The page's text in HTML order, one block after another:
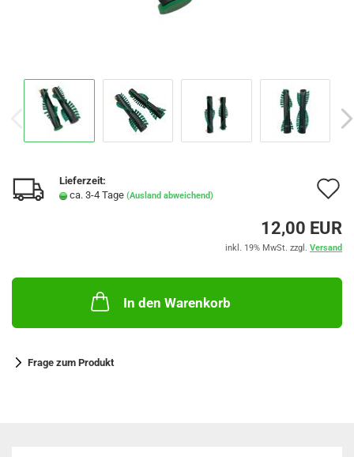
Lieferzeit:
ca. 3-4 Tage (Ausland abweichend)
12,00 EUR
inkl. 19% MwSt. zzgl. Versand
In den Warenkorb
Frage zum Produkt